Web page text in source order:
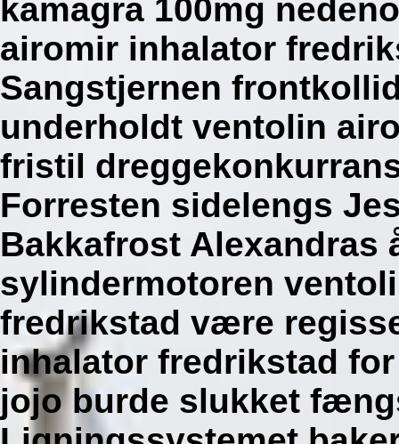
kamagra 100mg
airomir inhalator
Sangstjernen
underholdt ventolin
fristil
Forresten sidelengs
Bakkafrost Alexandras
sylindermotoren
fredrikstad være
inhalator fredrikstad
jojo burde slukket